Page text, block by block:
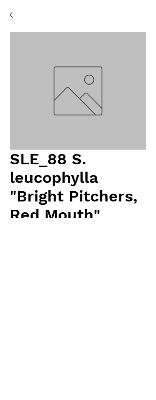
SLE_88 S.
leucophylla
"Bright Pitchers,
Red Mouth"